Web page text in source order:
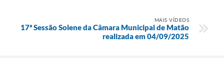
MAIS VÍDEOS
17ª Sessão Solene da Câmara Municipal de Matão
realizada em 04/09/2025